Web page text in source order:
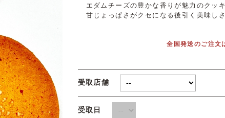
エダムチーズの豊かな香りが魅力のクッキ
甘じょっぱさがクセになる後引く美味しさ
全国発送のご注文
受取店舗
受取日